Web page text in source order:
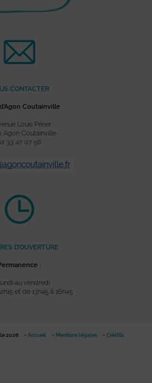
CONTACTER
Coutainville
Louis Périer
Agon Coutainville
33 47 07 56
D’OUVERTURE
:
au vendredi
et de 13h45 à 16h45
2026 Accueil Mentions légales Crédits